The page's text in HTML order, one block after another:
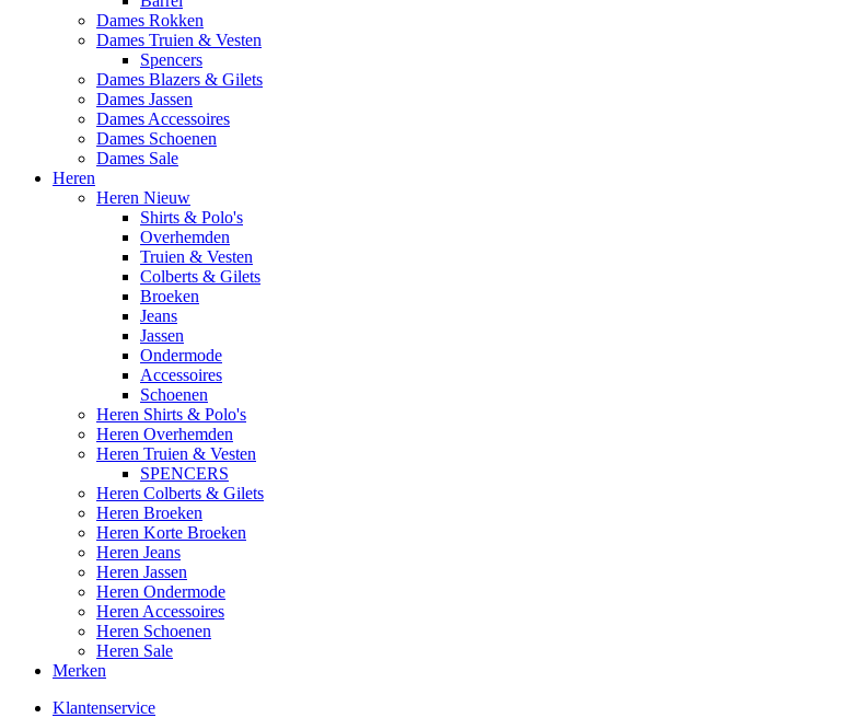
Dames Rokken
Dames Truien & Vesten
Spencers
Dames Blazers & Gilets
Dames Jassen
Dames Accessoires
Dames Schoenen
Dames Sale
Heren
Heren Nieuw
Shirts & Polo's
Overhemden
Truien & Vesten
Colberts & Gilets
Broeken
Jeans
Jassen
Ondermode
Accessoires
Schoenen
Heren Shirts & Polo's
Heren Overhemden
Heren Truien & Vesten
SPENCERS
Heren Colberts & Gilets
Heren Broeken
Heren Korte Broeken
Heren Jeans
Heren Jassen
Heren Ondermode
Heren Accessoires
Heren Schoenen
Heren Sale
Merken
Klantenservice